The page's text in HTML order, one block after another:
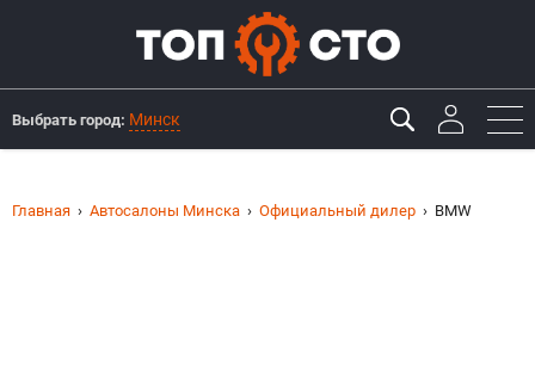
Выбрать город: Минск
Главная Автосалоны Минска Официальный дилер BMW